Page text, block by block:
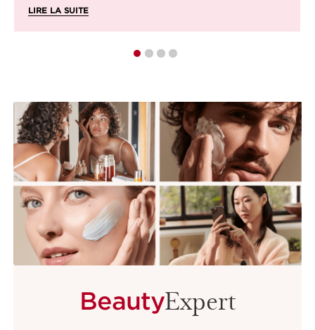
LIRE LA SUITE
BeautyExpert